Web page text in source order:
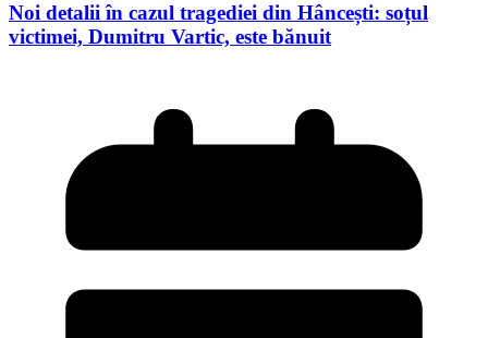
Noi detalii în cazul tragediei din Hâncești: soțul
victimei, Dumitru Vartic, este bănuit